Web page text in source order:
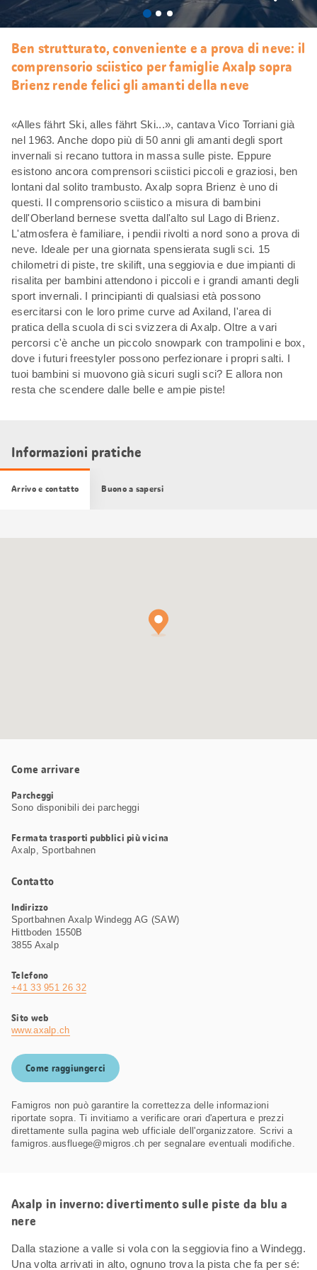
Mi
piace
Ben strutturato, conveniente e a prova di neve: il
comprensorio sciistico per famiglie Axalp sopra
Brienz rende felici gli amanti della neve
«Alles fährt Ski, alles fährt Ski...», cantava Vico Torriani già
nel 1963. Anche dopo più di 50 anni gli amanti degli sport
invernali si recano tuttora in massa sulle piste. Eppure
esistono ancora comprensori sciistici piccoli e graziosi, ben
lontani dal solito trambusto. Axalp sopra Brienz è uno di
questi. Il comprensorio sciistico a misura di bambini
dell'Oberland bernese svetta dall'alto sul Lago di Brienz.
L'atmosfera è familiare, i pendii rivolti a nord sono a prova di
neve. Ideale per una giornata spensierata sugli sci. 15
chilometri di piste, tre skilift, una seggiovia e due impianti di
risalita per bambini attendono i piccoli e i grandi amanti degli
sport invernali. I principianti di qualsiasi età possono
esercitarsi con le loro prime curve ad Axiland, l'area di
pratica della scuola di sci svizzera di Axalp. Oltre a vari
percorsi c'è anche un piccolo snowpark con trampolini e box,
dove i futuri freestyler possono perfezionare i propri salti. I
tuoi bambini si muovono già sicuri sugli sci? E allora non
resta che scendere dalle belle e ampie piste!
Informazioni pratiche
Arrivo e contatto Buono a sapersi
Come arrivare
Parcheggi
Sono disponibili dei parcheggi
Fermata trasporti pubblici più vicina
Axalp, Sportbahnen
Contatto
Indirizzo
Sportbahnen Axalp Windegg AG (SAW)
Hittboden 1550B
3855 Axalp
Telefono
+41 33 951 26 32
Sito web
www.axalp.ch
Come raggiungerci
Famigros non può garantire la correttezza delle informazioni
riportate sopra. Ti invitiamo a verificare orari d'apertura e prezzi
direttamente sulla pagina web ufficiale dell'organizzatore. Scrivi a
famigros.ausfluege@migros.ch per segnalare eventuali modifiche.
Axalp in inverno: divertimento sulle piste da blu a
nere
Dalla stazione a valle si vola con la seggiovia fino a Windegg.
Una volta arrivati in alto, ognuno trova la pista che fa per sé: